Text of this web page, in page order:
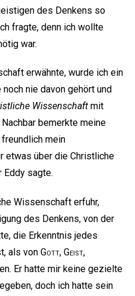
des Denkens so
fragte, denn ich wollte
war.
erwähnte, wurde ich ein
nie davon gehört und
Wissenschaft mit
bemerkte meine
mein
etwas über die Christliche
Eddy sagte.
Wissenschaft erfuhr,
des Denkens, von der
die Erkenntnis jedes
als von Gott, Geist,
Er hatte mir keine gezielte
doch ich hatte sein